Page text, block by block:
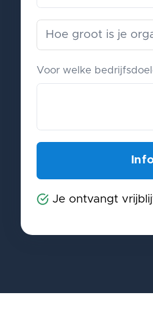
Voor welke
Je ontvangt